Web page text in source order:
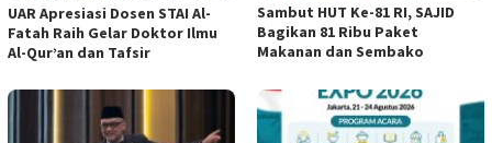
UAR Apresiasi Dosen STAI Al-
Fatah Raih Gelar Doktor Ilmu
Al-Qur’an dan Tafsir
Sambut HUT Ke-81 RI, SAJID
Bagikan 81 Ribu Paket
Makanan dan Sembako